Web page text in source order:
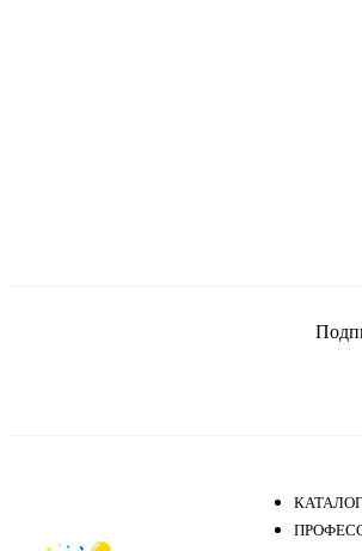
КАТАЛОГ